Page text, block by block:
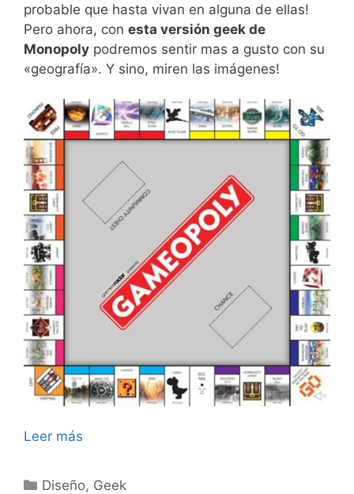
probable que hasta vivan en alguna de ellas!
Pero ahora, con esta versión geek de
Monopoly podremos sentir mas a gusto con su
«geografía». Y sino, miren las imágenes!
Leer más
Categorías
Diseño, Geek